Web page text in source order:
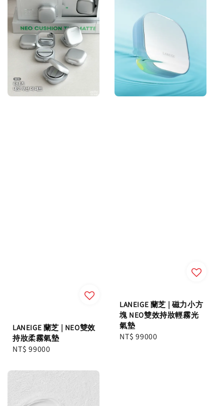
LANEIGE 蘭芝 | NEO雙效
持妝柔霧氣墊
Regular
NT$ 99000
LANEIGE 蘭芝 | 磁力小方
塊 NEO雙效持妝輕霧光
氣墊
Regular
NT$ 99000